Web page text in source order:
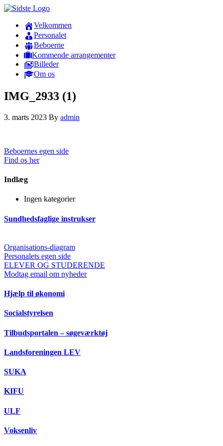
Velkommen
Personalet
Beboerne
Kommende arrangementer
Billeder
Om os
IMG_2933 (1)
3. marts 2023 By admin
Beboernes egen side
Find os her
Indlæg
Ingen kategorier
Sundhedsfaglige instrukser
Organisations-diagram
Personalets egen side
ELEVER OG STUDERENDE
Modtag email om nyheder
Hjælp til økonomi
Socialstyrelsen
Tilbudsportalen – søgeværktøj
Landsforeningen LEV
SUKA
KIFU
ULF
Voksenliv